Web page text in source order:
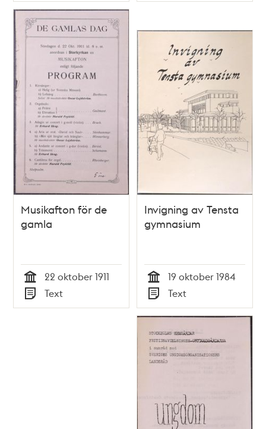
Musikafton för de
gamla
Tid
22 oktober 1911
Typ
Text
Invigning av Tensta
gymnasium
Tid
19 oktober 1984
Typ
Text